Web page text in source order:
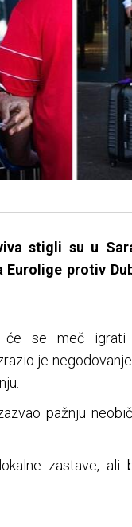
stigli su u
protiv
će se meč
je
pažnju
zastave, ali